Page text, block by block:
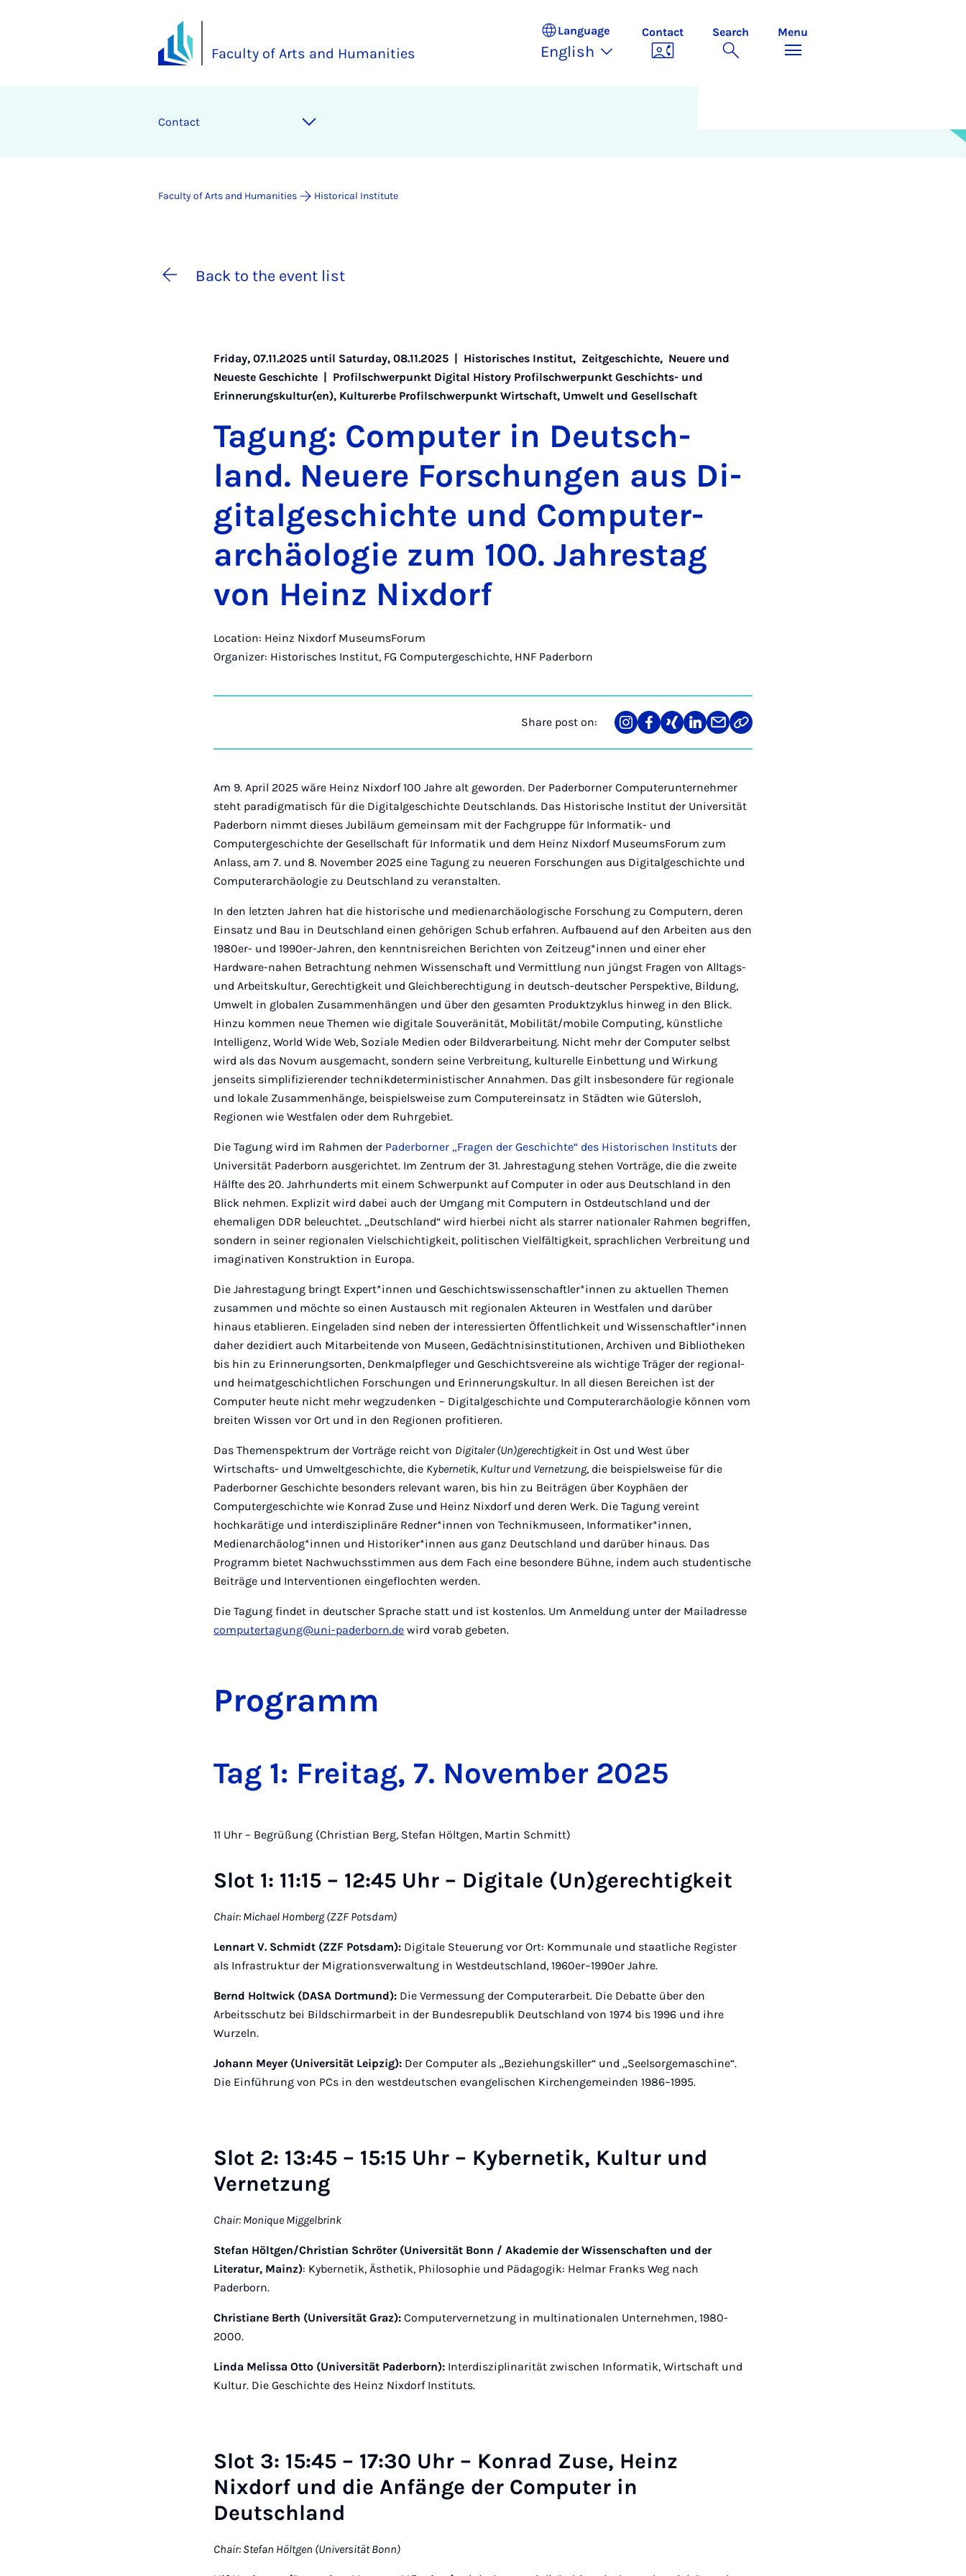
Faculty of Arts and Humanities
Language
English
Contact Search Menu
Contact
Faculty of Arts and Humanities Historical Institute
Back to the event list
Friday, 07.11.2025 until Saturday, 08.11.2025 | Historisches Institut, Zeitgeschichte, Neuere und
Neueste Geschichte | Profilschwerpunkt Digital History Profilschwerpunkt Geschichts- und
Erinnerungskultur(en), Kulturerbe Profilschwerpunkt Wirtschaft, Umwelt und Gesellschaft
Ta­gung: Com­puter in Deutsch­
land. Neuere Forschun­gen aus Di­
git­al­geschichte und Com­puter­
archäo­lo­gie zum 100. Jahrestag
von Heinz Nix­dorf
Location: Heinz Nixdorf MuseumsForum
Organizer: Historisches Institut, FG Computergeschichte, HNF Paderborn
Share post on:
Share
on
Teilen
auf
Teilen
auf
Teilen
auf
Teilen
über
Link
kopieren
Am 9. April 2025 wäre Heinz Nixdorf 100 Jahre alt geworden. Der Paderborner Computerunternehmer
steht paradigmatisch für die Digitalgeschichte Deutschlands. Das Historische Institut der Universität
Paderborn nimmt dieses Jubiläum gemeinsam mit der Fachgruppe für Informatik- und
Computergeschichte der Gesellschaft für Informatik und dem Heinz Nixdorf MuseumsForum zum
Anlass, am 7. und 8. November 2025 eine Tagung zu neueren Forschungen aus Digitalgeschichte und
Computerarchäologie zu Deutschland zu veranstalten.
In den letzten Jahren hat die historische und medienarchäologische Forschung zu Computern, deren
Einsatz und Bau in Deutschland einen gehörigen Schub erfahren. Aufbauend auf den Arbeiten aus den
1980er- und 1990er-Jahren, den kenntnisreichen Berichten von Zeitzeug*innen und einer eher
Hardware-nahen Betrachtung nehmen Wissenschaft und Vermittlung nun jüngst Fragen von Alltags-
und Arbeitskultur, Gerechtigkeit und Gleichberechtigung in deutsch-deutscher Perspektive, Bildung,
Umwelt in globalen Zusammenhängen und über den gesamten Produktzyklus hinweg in den Blick.
Hinzu kommen neue Themen wie digitale Souveränität, Mobilität/mobile Computing, künstliche
Intelligenz, World Wide Web, Soziale Medien oder Bildverarbeitung. Nicht mehr der Computer selbst
wird als das Novum ausgemacht, sondern seine Verbreitung, kulturelle Einbettung und Wirkung
jenseits simplifizierender technikdeterministischer Annahmen. Das gilt insbesondere für regionale
und lokale Zusammenhänge, beispielsweise zum Computereinsatz in Städten wie Gütersloh,
Regionen wie Westfalen oder dem Ruhrgebiet.
Die Tagung wird im Rahmen der Paderborner „Fragen der Geschichte“ des Historischen Instituts der
Universität Paderborn ausgerichtet. Im Zentrum der 31. Jahrestagung stehen Vorträge, die die zweite
Hälfte des 20. Jahrhunderts mit einem Schwerpunkt auf Computer in oder aus Deutschland in den
Blick nehmen. Explizit wird dabei auch der Umgang mit Computern in Ostdeutschland und der
ehemaligen DDR beleuchtet. „Deutschland“ wird hierbei nicht als starrer nationaler Rahmen begriffen,
sondern in seiner regionalen Vielschichtigkeit, politischen Vielfältigkeit, sprachlichen Verbreitung und
imaginativen Konstruktion in Europa.
Die Jahrestagung bringt Expert*innen und Geschichtswissenschaftler*innen zu aktuellen Themen
zusammen und möchte so einen Austausch mit regionalen Akteuren in Westfalen und darüber
hinaus etablieren. Eingeladen sind neben der interessierten Öffentlichkeit und Wissenschaftler*innen
daher dezidiert auch Mitarbeitende von Museen, Gedächtnisinstitutionen, Archiven und Bibliotheken
bis hin zu Erinnerungsorten, Denkmalpfleger und Geschichtsvereine als wichtige Träger der regional-
und heimatgeschichtlichen Forschungen und Erinnerungskultur. In all diesen Bereichen ist der
Computer heute nicht mehr wegzudenken – Digitalgeschichte und Computerarchäologie können vom
breiten Wissen vor Ort und in den Regionen profitieren.
Das Themenspektrum der Vorträge reicht von Digitaler (Un)gerechtigkeitin Ost und West über
Wirtschafts- und Umweltgeschichte, die Kybernetik, Kultur und Vernetzung, die beispielsweise für die
Paderborner Geschichte besonders relevant waren, bis hin zu Beiträgen über Koyphäen der
Computergeschichte wie Konrad Zuse und Heinz Nixdorf und deren Werk. Die Tagung vereint
hochkarätige und interdisziplinäre Redner*innen von Technikmuseen, Informatiker*innen,
Medienarchäolog*innen und Historiker*innen aus ganz Deutschland und darüber hinaus. Das
Programm bietet Nachwuchsstimmen aus dem Fach eine besondere Bühne, indem auch studentische
Beiträge und Interventionen eingeflochten werden.
Die Tagung findet in deutscher Sprache statt und ist kostenlos. Um Anmeldung unter der Mailadresse
computertagung@uni-paderborn.de wird vorab gebeten.
Programm
Tag 1: Freitag, 7. November 2025
11 Uhr – Begrüßung (Christian Berg, Stefan Höltgen, Martin Schmitt)
Slot 1: 11:15 – 12:45 Uhr – Digitale (Un)gerechtigkeit
Chair: Michael Homberg (ZZF Potsdam)
Lennart V. Schmidt (ZZF Potsdam): Digitale Steuerung vor Ort: Kommunale und staatliche Register
als Infrastruktur der Migrationsverwaltung in Westdeutschland, 1960er–1990er Jahre.
Bernd Holtwick (DASA Dortmund): Die Vermessung der Computerarbeit. Die Debatte über den
Arbeitsschutz bei Bildschirmarbeit in der Bundesrepublik Deutschland von 1974 bis 1996 und ihre
Wurzeln.
Johann Meyer (Universität Leipzig): Der Computer als „Beziehungskiller“ und „Seelsorgemaschine“.
Die Einführung von PCs in den westdeutschen evangelischen Kirchengemeinden 1986–1995.
Slot 2: 13:45 – 15:15 Uhr – Kybernetik, Kultur und
Vernetzung
Chair: Monique Miggelbrink
Stefan Höltgen/Christian Schröter (Universität Bonn / Akademie der Wissenschaften und der
Literatur, Mainz): Kybernetik, Ästhetik, Philosophie und Pädagogik: Helmar Franks Weg nach
Paderborn.
Christiane Berth (Universität Graz): Computervernetzung in multinationalen Unternehmen, 1980-
2000.
Linda Melissa Otto (Universität Paderborn): Interdisziplinarität zwischen Informatik, Wirtschaft und
Kultur. Die Geschichte des Heinz Nixdorf Instituts.
Slot 3: 15:45 – 17:30 Uhr – Konrad Zuse, Heinz
Nixdorf und die Anfänge der Computer in
Deutschland
Chair: Stefan Höltgen (Universität Bonn)